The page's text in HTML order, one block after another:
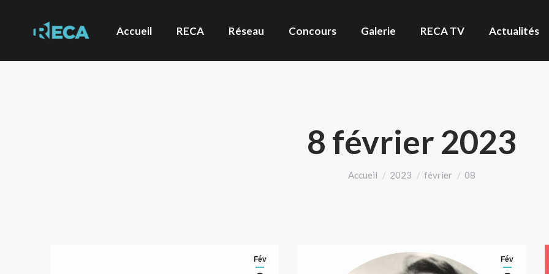
Accueil RECA Réseau Concours Galerie RECA TV Actualités
8 février 2023
Vous êtes ici :
Accueil 2023 février 08
Fév Fév